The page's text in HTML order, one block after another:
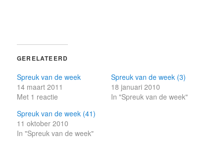
GERELATEERD
Spreuk van de week
14 maart 2011
Met 1 reactie
Spreuk van de week (3)
18 januari 2010
In "Spreuk van de week"
Spreuk van de week (41)
11 oktober 2010
In "Spreuk van de week"